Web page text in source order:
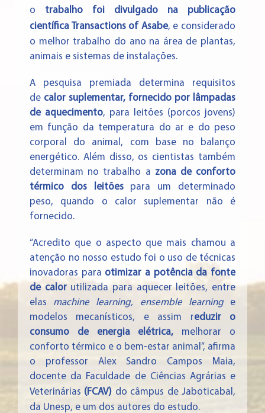
o trabalho foi divulgado na publicação
científica Transactions of Asabe, e considerado
o melhor trabalho do ano na área de plantas,
animais e sistemas de instalações.
A pesquisa premiada determina requisitos
de calor suplementar, fornecido por lâmpadas
de aquecimento, para leitões (porcos jovens)
em função da temperatura do ar e do peso
corporal do animal, com base no balanço
energético. Além disso, os cientistas também
determinam no trabalho a zona de conforto
térmico dos leitõespara um determinado
peso, quando o calor suplementar não é
fornecido.
“Acredito que o aspecto que mais chamou a
atenção no nosso estudo foi o uso de técnicas
inovadoras para otimizar a potência da fonte
de calorutilizada para aquecer leitões, entre
elas machine learning, ensemble learninge
modelos mecanísticos, e assim reduzir o
consumo de energia elétrica, melhorar o
conforto térmico e o bem-estar animal”, afirma
o professor Alex Sandro Campos Maia,
docente da Faculdade de Ciências Agrárias e
Veterinárias (FCAV) do câmpus de Jaboticabal,
da Unesp, e um dos autores do estudo.